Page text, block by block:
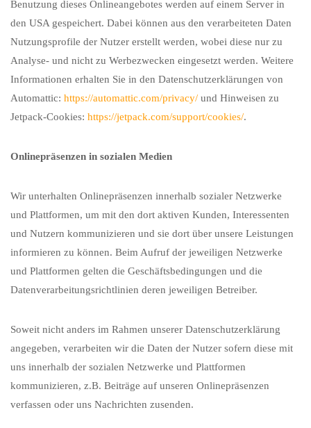
Benutzung dieses Onlineangebotes werden auf einem Server in
den USA gespeichert. Dabei können aus den verarbeiteten Daten
Nutzungsprofile der Nutzer erstellt werden, wobei diese nur zu
Analyse- und nicht zu Werbezwecken eingesetzt werden. Weitere
Informationen erhalten Sie in den Datenschutzerklärungen von
Automattic: https://automattic.com/privacy/ und Hinweisen zu
Jetpack-Cookies: https://jetpack.com/support/cookies/.
Onlinepräsenzen in sozialen Medien
Wir unterhalten Onlinepräsenzen innerhalb sozialer Netzwerke
und Plattformen, um mit den dort aktiven Kunden, Interessenten
und Nutzern kommunizieren und sie dort über unsere Leistungen
informieren zu können. Beim Aufruf der jeweiligen Netzwerke
und Plattformen gelten die Geschäftsbedingungen und die
Datenverarbeitungsrichtlinien deren jeweiligen Betreiber.
Soweit nicht anders im Rahmen unserer Datenschutzerklärung
angegeben, verarbeiten wir die Daten der Nutzer sofern diese mit
uns innerhalb der sozialen Netzwerke und Plattformen
kommunizieren, z.B. Beiträge auf unseren Onlinepräsenzen
verfassen oder uns Nachrichten zusenden.